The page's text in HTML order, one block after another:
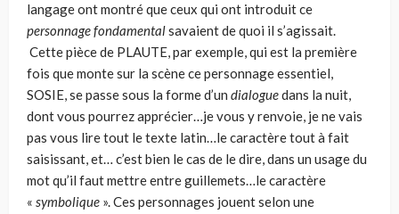
langage ont montré que ceux qui ont introduit ce
personnage fondamentalsavaient de quoi il s’agissait.
Cette pièce de PLAUTE, par exemple, qui est la première
fois que monte sur la scène ce personnage essentiel,
SOSIE, se passe sous la forme d’un dialoguedans la nuit,
dont vous pourrez apprécier…je vous y renvoie, je ne vais
pas vous lire tout le texte latin…le caractère tout à fait
saisissant, et… c’est bien le cas de le dire, dans un usage du
mot qu’il faut mettre entre guillemets…le carac­tère
« symbolique ». Ces personnages jouent selon une